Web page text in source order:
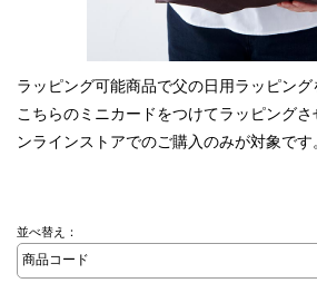
ラッピング可能商品で父の日用ラッピング
こちらのミニカードをつけてラッピング
ンラインストアでのご購入のみが対象です
並べ替え：